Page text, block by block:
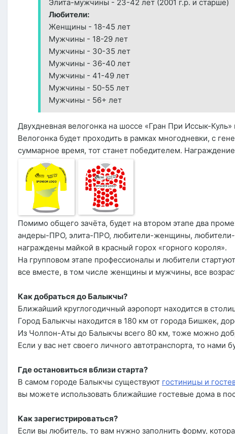
Элита-мужчины - 23-42 лет (2001 г.р. и старше)
Любители:
Женщины - 18-45 лет
Мужчины - 18-29 лет
Мужчины - 30-35 лет
Мужчины - 36-40 лет
Мужчины - 41-49 лет
Мужчины - 50-55 лет
Мужчины - 56+ лет
Двухдневная велогонка на шоссе «Гран При Иссык-
Велогонка будет проходить в рамках многодневки, с
суммарное время, тот станет победителем.
Помимо общего зачёта, будет на втором этапе два
андеры-ПРО, элита-ПРО, любители-женщины, любители-
награждены майкой в красный горох «горного короля».
На групповом этапе профессионалы и любители
все вместе, в том числе женщины и мужчины, все
Как добраться до Балыкчы?
Ближайший круглогодичный аэропорт находится в
Город Балыкчы находится в 180 км от города Бишкек,
Из Чолпон-Аты до Балыкчы всего 80 км, тоже можно
Если у вас нет своего личного автотранспорта, то нами
Где остановиться вблизи старта?
В самом городе Балыкчы существуют гостиницы и
вы можете использовать ближайшие гостевые дома в
Как зарегистрироваться?
Если вы любитель, то вам нужно заполнить форму,